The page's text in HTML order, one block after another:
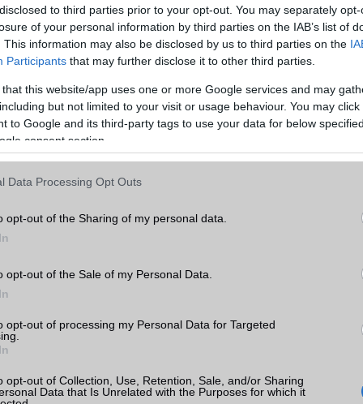
to third parties prior to your opt-out. You may separately
of your personal information by third parties on the IAB’s list of
This information may also be disclosed by us to third parties on the
Participants that may further disclose it to other third parties.
that this website/app uses one or more Google services and may
but not limited to your visit or usage behaviour. You may
to Google and its third-party tags to use your data for below
consent section.
Data Processing Opt Outs
opt-out of the Sharing of my personal data.
opt-out of the Sale of my Personal Data.
opt-out of processing my Personal Data for Targeted
opt-out of Collection, Use, Retention, Sale, and/or Sharing
Data that Is Unrelated with the Purposes for which it
árak
ADATCSERE
GPRS Van
WAP 5HTML
MMS Nincs
Infraport
Bluetooth
Wi-Fi (alap)g/b
Blackberry Nincs